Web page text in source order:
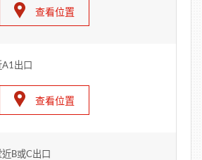
查看位置
出口
查看位置
B或C出口